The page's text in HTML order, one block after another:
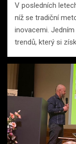
V posledních
níž se tradiční
inovacemi.
trendů, který si